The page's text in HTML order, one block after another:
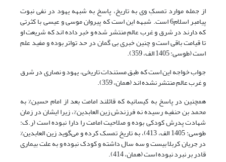
از جمله موارد تمسکِ وی به تاریخ، پاسخ به شبهه یهود در نفی نبوت
پیامبر اسلام6 است. شبهه این است که پیروان موسی و عیسی با کثرتی
که دارند در شرق و غرب عالم منتشر شده و خبر داده اند که شریعت او
تا قیامت باقی است و چنین خبری بی گمان در حد تواتر بوده و مفید علم
است (طوسی: 1405 الف، 359).
جواب خواجه این است که طبق مستندات تاریخی، یهود و نصاری در شرق
و غرب عالم منتشر نشده اند (همان، 359).
همچنین در پاسخ به کیسانیه که قائلند امامت بعد از امام حسین% به
محمد بن حنفیه رسیده نه فرزندش زین العابدین%، زیرا ایشان در زمان
شهادت پدرش کودکی بوده و صلاحیت امامت را دارا نبوده است (ر.ک:
طوسی: 1405 الف، 413)، به تاریخ تمسک کرده و می‌گوید زین العابدین%
در جریان کربلا بیست و سه سال داشته و کودک نبوده و به علت بیماری
قادر بر نبرد نبوده است (همان، 414).